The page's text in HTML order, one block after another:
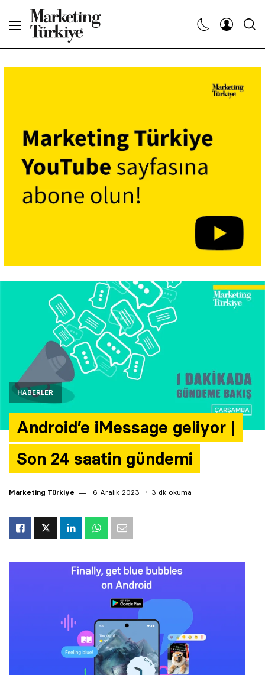
HABERLER
Android’e iMessage geliyor |
Son 24 saatin gündemi
Marketing Türkiye 6 Aralık 2023 3 dk okuma
Dergiler
Etkinlikler
Araştırma